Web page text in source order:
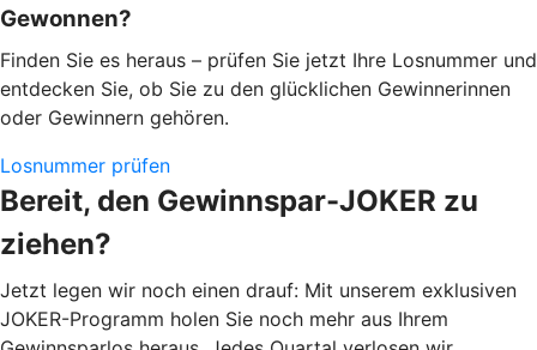
Gewonnen?
Finden Sie es heraus – prüfen Sie jetzt Ihre Losnummer und
entdecken Sie, ob Sie zu den glücklichen Gewinnerinnen
oder Gewinnern gehören.
Losnummer prüfen
Bereit, den Gewinnspar-JOKER zu
ziehen?
Jetzt legen wir noch einen drauf: Mit unserem exklusiven
JOKER-Programm holen Sie noch mehr aus Ihrem